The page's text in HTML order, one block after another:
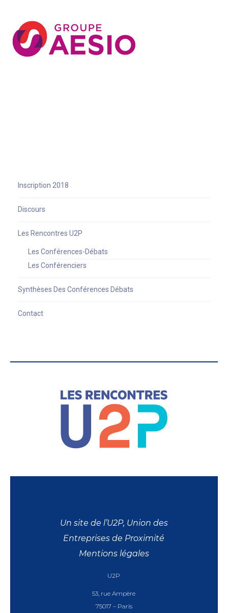
Inscription 2018
Discours
Les Rencontres U2P
Les Conférences-Débats
Les Conférenciers
Synthèses Des Conférences Débats
Contact
Un site de l’U2P, Union des
Entreprises de Proximité
Mentions légales
U2P
53, rue Ampère
75017 – Paris